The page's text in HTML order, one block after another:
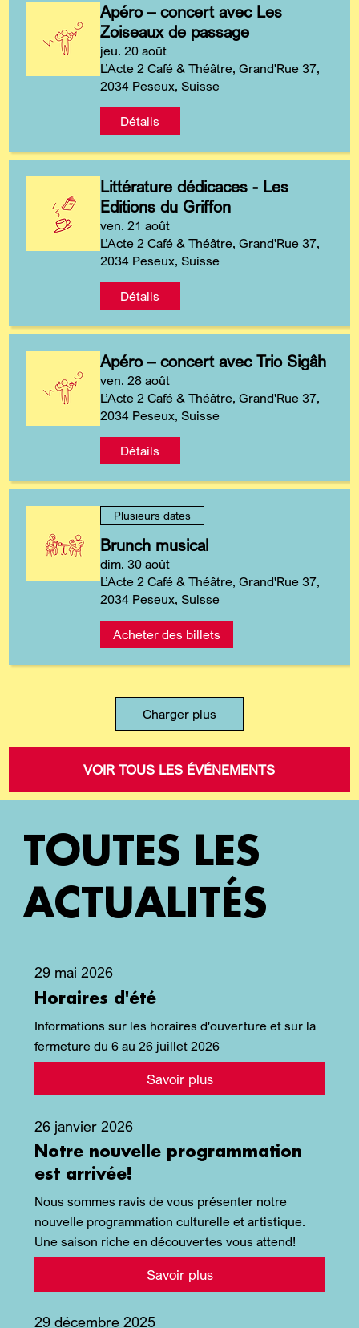
Apéro – concert avec Les
Zoiseaux de passage
jeu. 20 août
L’Acte 2 Café & Théâtre, Grand'Rue 37,
2034 Peseux, Suisse
Détails
Littérature dédicaces - Les
Editions du Griffon
ven. 21 août
L’Acte 2 Café & Théâtre, Grand'Rue 37,
2034 Peseux, Suisse
Détails
Apéro – concert avec Trio Sigâh
ven. 28 août
L’Acte 2 Café & Théâtre, Grand'Rue 37,
2034 Peseux, Suisse
Détails
Plusieurs dates
Brunch musical
dim. 30 août
L’Acte 2 Café & Théâtre, Grand'Rue 37,
2034 Peseux, Suisse
Acheter des billets
Charger plus
VOIR TOUS LES ÉVÉNEMENTS
TOUTES LES
ACTUALITÉS
29 mai 2026
Horaires d'été
Informations sur les horaires d'ouverture et sur la
fermeture du 6 au 26 juillet 2026
Savoir plus
26 janvier 2026
Notre nouvelle programmation
est arrivée!
Nous sommes ravis de vous présenter notre
nouvelle programmation culturelle et artistique.
Une saison riche en découvertes vous attend!
Savoir plus
29 décembre 2025